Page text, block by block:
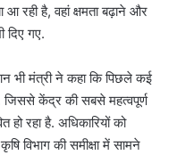
आ रही है, वहां क्षमता बढ़ाने और
दिए गए.
भी मंत्री ने कहा कि पिछले कई
जिससे केंद्र की सबसे महत्वपूर्ण
हो रहा है. अधिकारियों को
विभाग की समीक्षा में सामने